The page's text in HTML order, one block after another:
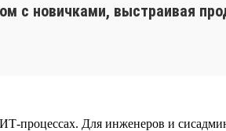
с новичками, выстраивая
процессах. Для инженеров и